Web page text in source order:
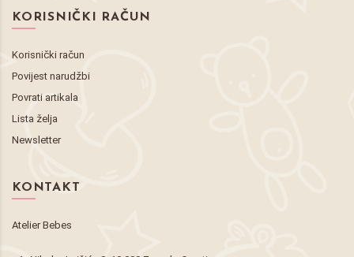
KORISNIČKI RAČUN
Korisnički račun
Povijest narudžbi
Povrati artikala
Lista želja
Newsletter
KONTAKT
Atelier Bebes